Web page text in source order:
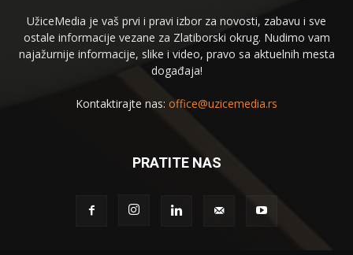
UžiceMedia je vaš prvi i pravi izbor za novosti, zabavu i sve
ostale informacije vezane za Zlatiborski okrug. Nudimo vam
najažurnije informacije, slike i video, pravo sa aktuelnih mesta
događaja!
Kontaktirajte nas: office@uzicemedia.rs
PRATITE NAS